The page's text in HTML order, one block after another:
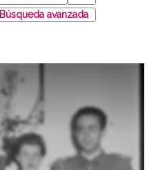
Búsqueda avanzada